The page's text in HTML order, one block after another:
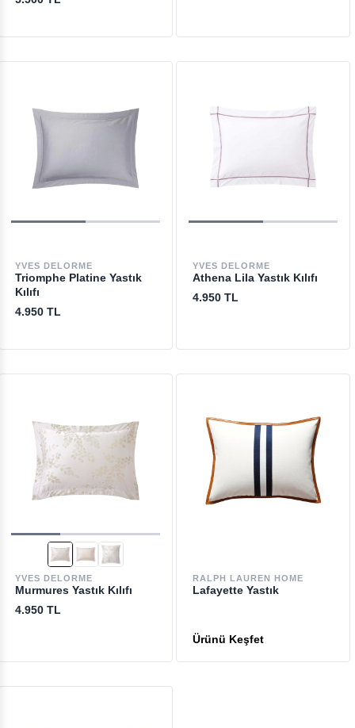
YVES DELORME
Triomphe Platine Yastık
Kılıfı
4.950 TL
YVES DELORME
Athena Lila Yastık Kılıfı
4.950 TL
YVES DELORME
Murmures Yastık Kılıfı
4.950 TL
RALPH LAUREN HOME
Lafayette Yastık